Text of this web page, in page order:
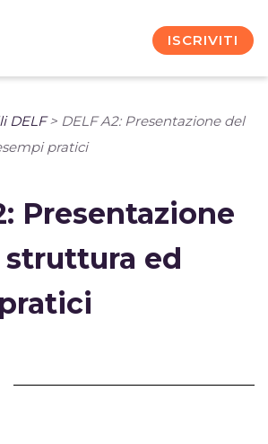
ISCRIVITI
DELF> DELF A2: Presentazione del
pratici
Presentazione
ed